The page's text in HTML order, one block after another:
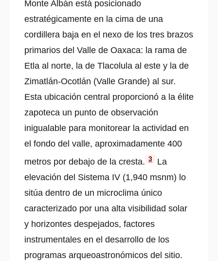
Monte Albán está posicionado
estratégicamente en la cima de una
cordillera baja en el nexo de los tres brazos
primarios del Valle de Oaxaca: la rama de
Etla al norte, la de Tlacolula al este y la de
Zimatlán-Ocotlán (Valle Grande) al sur.
Esta ubicación central proporcionó a la élite
zapoteca un punto de observación
inigualable para monitorear la actividad en
el fondo del valle, aproximadamente 400
metros por debajo de la cresta. 3
La
elevación del Sistema IV (1,940 msnm) lo
sitúa dentro de un microclima único
caracterizado por una alta visibilidad solar
y horizontes despejados, factores
instrumentales en el desarrollo de los
programas arqueoastronómicos del sitio.